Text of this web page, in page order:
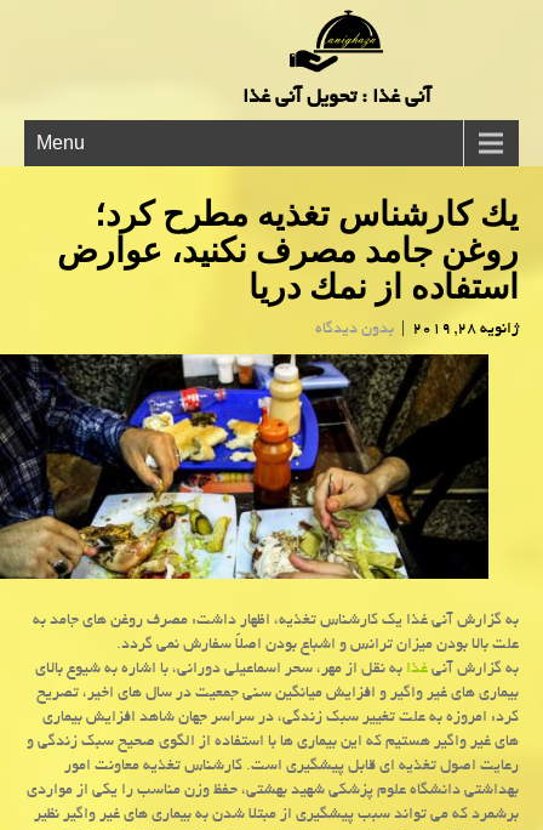
آنی غذا : تحویل آنی غذا
Menu
یك كارشناس تغذیه مطرح كرد؛
روغن جامد مصرف نكنید، عوارض
استفاده از نمك دریا
ژانویه 28, 2019 | بدون دیدگاه
به گزارش آنی غذا یك كارشناس تغذیه، اظهار داشت: مصرف روغن های جامد به
علت بالا بودن میزان ترانس و اشباع بودن اصلاً سفارش نمی گردد.
به گزارش آنیغذابه نقل از مهر، سحر اسماعیلی دورانی، با اشاره به شیوع بالای
بیماری های غیر واگیر و افزایش میانگین سنی جمعیت در سال های اخیر، تصریح
كرد: امروزه به علت تغییر سبك زندگی، در سراسر جهان شاهد افزایش بیماری
های غیر واگیر هستیم كه این بیماری ها با استفاده از الگوی صحیح سبك زندگی و
رعایت اصول تغذیه ای قابل پیشگیری است. كارشناس تغذیه معاونت امور
بهداشتی دانشگاه علوم پزشكی شهید بهشتی، حفظ وزن مناسب را یكی از مواردی
برشمرد كه می تواند سبب پیشگیری از مبتلا شدن به بیماری های غیر واگیر نظیر